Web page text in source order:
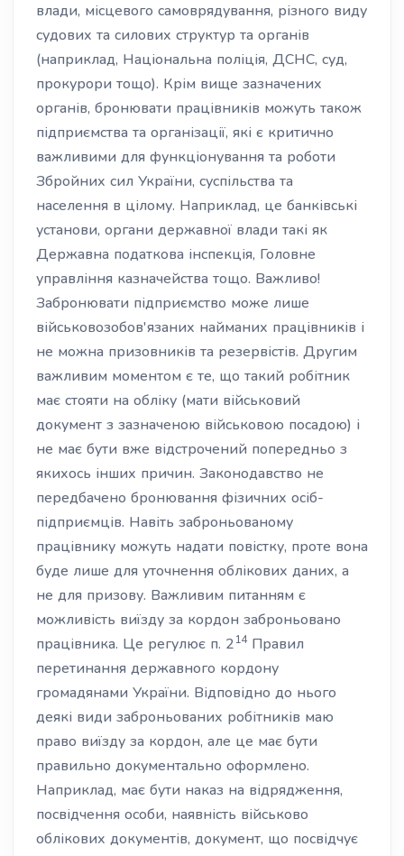
влади, місцевого самоврядування, різного виду
судових та силових структур та органів
(наприклад, Національна поліція, ДСНС, суд,
прокурори тощо). Крім вище зазначених
органів, бронювати працівників можуть також
підприємства та організації, які є критично
важливими для функціонування та роботи
Збройних сил України, суспільства та
населення в цілому. Наприклад, це банківські
установи, органи державної влади такі як
Державна податкова інспекція, Головне
управління казначейства тощо. Важливо!
Забронювати підприємство може лише
військовозобов'язаних найманих працівників і
не можна призовників та резервістів. Другим
важливим моментом є те, що такий робітник
має стояти на обліку (мати військовий
документ з зазначеною військовою посадою) і
не має бути вже відстрочений попередньо з
якихось інших причин. Законодавство не
передбачено бронювання фізичних осіб-
підприємців. Навіть заброньованому
працівнику можуть надати повістку, проте вона
буде лише для уточнення облікових даних, а
не для призову. Важливим питанням є
можливість виїзду за кордон заброньовано
працівника. Це регулює п. 214Правил
перетинання державного кордону
громадянами України. Відповідно до нього
деякі види заброньованих робітників маю
право виїзду за кордон, але це має бути
правильно документально оформлено.
Наприклад, має бути наказ на відрядження,
посвідчення особи, наявність військово
облікових документів, документ, що посвідчує